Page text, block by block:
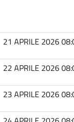
21 APRILE 2026
22 APRILE 2026
23 APRILE 2026